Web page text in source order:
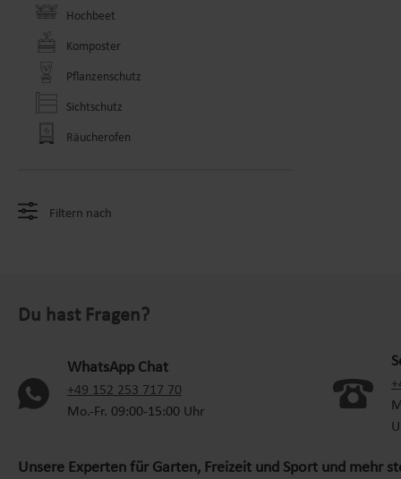
Hochbeet
Komposter
Pflanzenschutz
Sichtschutz
Räucherofen
Filtern nach
Du hast Fragen?
WhatsApp Chat
+49 152 253 717 70
Mo.-Fr. 09:00-15:00 Uhr
Unsere Experten für Garten, Freizeit und Sport und mehr